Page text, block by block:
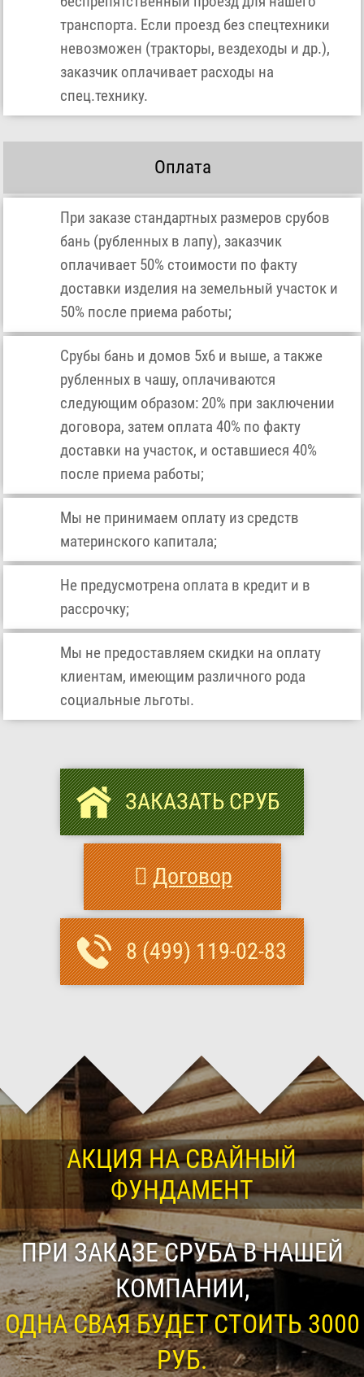
транспорта. Если проезд без спецтехники
невозможен (тракторы, вездеходы и др.),
заказчик оплачивает расходы на
спец.технику.
Оплата
При заказе стандартных размеров срубов
бань (рубленных в лапу), заказчик
оплачивает 50% стоимости по факту
доставки изделия на земельный участок и
50% после приема работы;
Срубы бань и домов 5х6 и выше, а также
рубленных в чашу, оплачиваются
следующим образом: 20% при заключении
договора, затем оплата 40% по факту
доставки на участок, и оставшиеся 40%
после приема работы;
Мы не принимаем оплату из средств
материнского капитала;
Не предусмотрена оплата в кредит и в
рассрочку;
Мы не предоставляем скидки на оплату
клиентам, имеющим различного рода
социальные льготы.
ЗАКАЗАТЬ СРУБ
Договор
8 (499) 119-02-83
АКЦИЯ НА СВАЙНЫЙ
ФУНДАМЕНТ
ПРИ ЗАКАЗЕ СРУБА В НАШЕЙ
КОМПАНИИ,
ОДНА СВАЯ БУДЕТ СТОИТЬ 3000
РУБ.